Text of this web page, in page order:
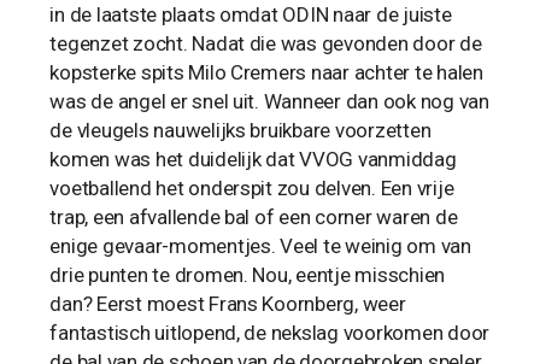
in de laatste plaats omdat ODIN naar de juiste
tegenzet zocht. Nadat die was gevonden door de
kopsterke spits Milo Cremers naar achter te halen
was de angel er snel uit. Wanneer dan ook nog van
de vleugels nauwelijks bruikbare voorzetten
komen was het duidelijk dat VVOG vanmiddag
voetballend het onderspit zou delven. Een vrije
trap, een afvallende bal of een corner waren de
enige gevaar-momentjes. Veel te weinig om van
drie punten te dromen. Nou, eentje misschien
dan? Eerst moest Frans Koornberg, weer
fantastisch uitlopend, de nekslag voorkomen door